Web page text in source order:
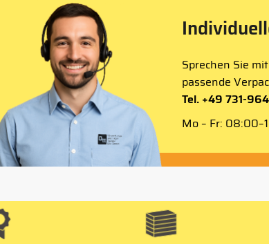
Sprechen Sie
passende
Tel. +49 731-
Mo – Fr: